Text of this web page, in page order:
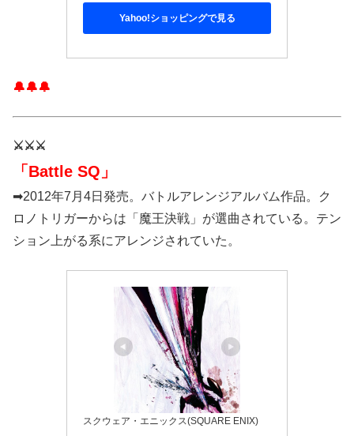
Yahoo!ショッピングで見る
🔔🔔🔔
⚔️⚔️⚔️
「Battle SQ」
➡2012年7月4日発売。バトルアレンジアルバム作品。ク
ロノトリガーからは「魔王決戦」が選曲されている。テン
ション上がる系にアレンジされていた。
スクウェア・エニックス(SQUARE ENIX)